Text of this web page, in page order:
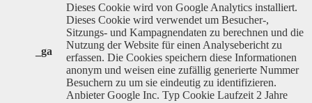
_ga
Dieses Cookie wird von Google Analytics installiert.
Dieses Cookie wird verwendet um Besucher-,
Sitzungs- und Kampagnendaten zu berechnen und die
Nutzung der Website für einen Analysebericht zu
erfassen. Die Cookies speichern diese Informationen
anonym und weisen eine zufällig generierte Nummer
Besuchern zu um sie eindeutig zu identifizieren.
Anbieter Google Inc. Typ Cookie Laufzeit 2 Jahre